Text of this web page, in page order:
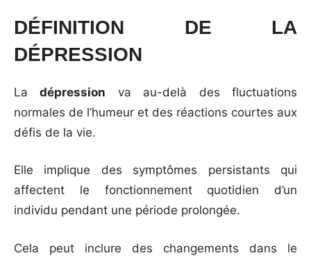
DÉFINITION DE LA
DÉPRESSION
Ladépression va au-delà des fluctuations
normales de l’humeur et des réactions courtes aux
défis de la vie.
Elle implique des symptômes persistants qui
affectent le fonctionnement quotidien d’un
individu pendant une période prolongée.
Cela peut inclure des changements dans le